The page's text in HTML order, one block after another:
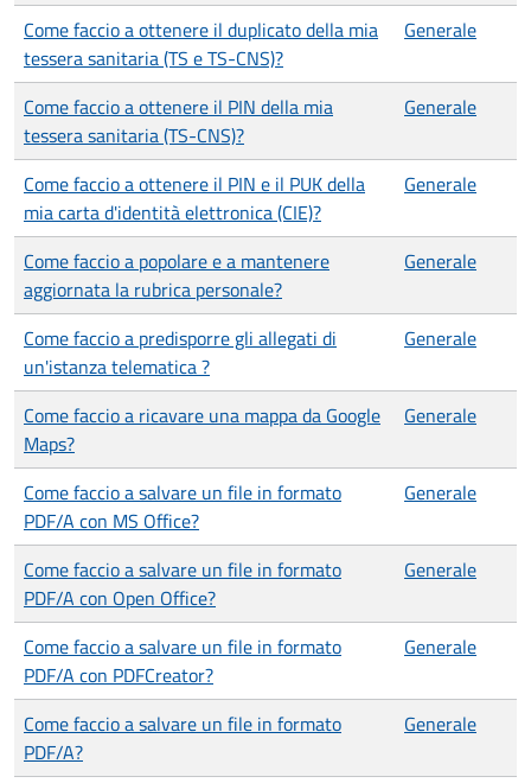
Come faccio a ottenere il duplicato della mia
tessera sanitaria (TS e TS-CNS)?
Generale
Come faccio a ottenere il PIN della mia
tessera sanitaria (TS-CNS)?
Generale
Come faccio a ottenere il PIN e il PUK della
mia carta d'identità elettronica (CIE)?
Generale
Come faccio a popolare e a mantenere
aggiornata la rubrica personale?
Generale
Come faccio a predisporre gli allegati di
un'istanza telematica ?
Generale
Come faccio a ricavare una mappa da Google
Maps?
Generale
Come faccio a salvare un file in formato
PDF/A con MS Office?
Generale
Come faccio a salvare un file in formato
PDF/A con Open Office?
Generale
Come faccio a salvare un file in formato
PDF/A con PDFCreator?
Generale
Come faccio a salvare un file in formato
PDF/A?
Generale